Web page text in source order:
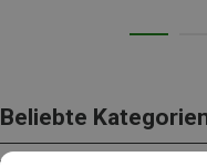
Beliebte